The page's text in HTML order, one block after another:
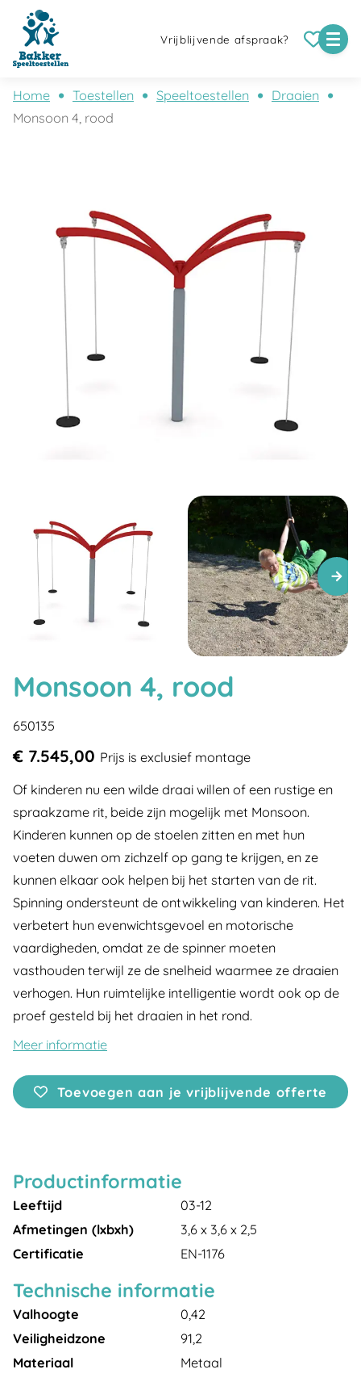
Vrijblijvende afspraak?
Home Toestellen Speeltoestellen
Draaien
Monsoon 4, rood
Monsoon 4, rood
650135
€ 7.545,00 Prijs is exclusief montage
Of kinderen nu een wilde draai willen of een rustige en
spraakzame rit, beide zijn mogelijk met Monsoon.
Kinderen kunnen op de stoelen zitten en met hun
voeten duwen om zichzelf op gang te krijgen, en ze
kunnen elkaar ook helpen bij het starten van de rit.
Spinning ondersteunt de ontwikkeling van kinderen. Het
verbetert hun evenwichtsgevoel en motorische
vaardigheden, omdat ze de spinner moeten
vasthouden terwijl ze de snelheid waarmee ze draaien
verhogen. Hun ruimtelijke intelligentie wordt ook op de
proef gesteld bij het draaien in het rond.
Meer informatie
Toevoegen aan je vrijblijvende offerte
Productinformatie
Leeftijd
03-12
Afmetingen (lxbxh)
3,6 x 3,6 x 2,5
Certificatie
EN-1176
Technische informatie
Valhoogte
0,42
Veiligheidzone
91,2
Materiaal
Metaal